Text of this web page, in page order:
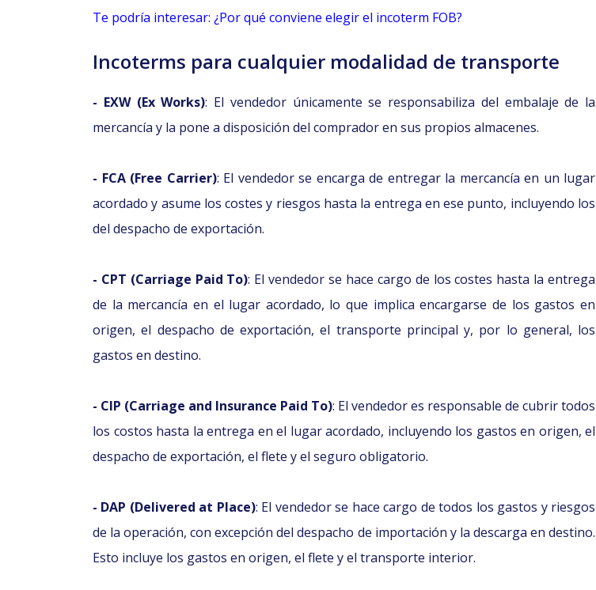
Te podría interesar: ¿Por qué conviene elegir el incoterm FOB?
Incoterms para cualquier modalidad de transporte
- EXW (Ex Works): El vendedor únicamente se responsabiliza del embalaje de la
mercancía y la pone a disposición del comprador en sus propios almacenes.
- FCA (Free Carrier): El vendedor se encarga de entregar la mercancía en un lugar
acordado y asume los costes y riesgos hasta la entrega en ese punto, incluyendo los
del despacho de exportación.
- CPT (Carriage Paid To): El vendedor se hace cargo de los costes hasta la entrega
de la mercancía en el lugar acordado, lo que implica encargarse de los gastos en
origen, el despacho de exportación, el transporte principal y, por lo general, los
gastos en destino.
- CIP (Carriage and Insurance Paid To): El vendedor es responsable de cubrir todos
los costos hasta la entrega en el lugar acordado, incluyendo los gastos en origen, el
despacho de exportación, el flete y el seguro obligatorio.
- DAP (Delivered at Place): El vendedor se hace cargo de todos los gastos y riesgos
de la operación, con excepción del despacho de importación y la descarga en destino.
Esto incluye los gastos en origen, el flete y el transporte interior.